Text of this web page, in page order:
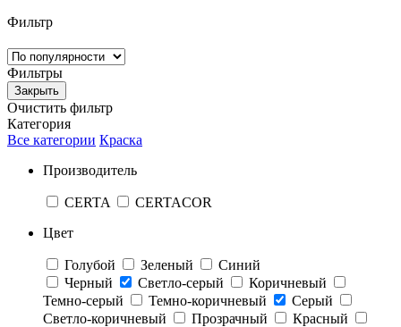
Фильтр
Фильтры
Закрыть
Очистить фильтр
Категория
Все категории Краска
Производитель
CERTA
CERTACOR
Цвет
Голубой Зеленый
Синий
Черный
Светло-серый
Коричневый
Темно-серый
Темно-коричневый
Cерый
Светло-коричневый
Прозрачный
Красный